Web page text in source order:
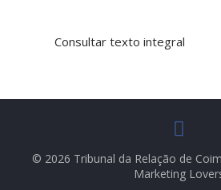
Consultar texto integral
© 2026 Tribunal da Relação de
Marketing